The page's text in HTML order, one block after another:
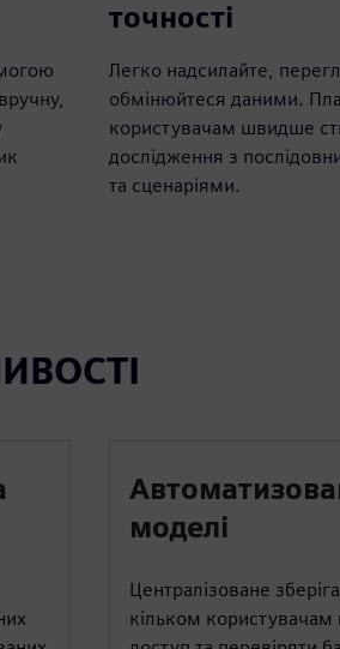
точності
Легко надсилайте,
обмінюйтеся даними.
користувачам швидше
дослідження з
та сценаріями.
моделі
Централізоване
кільком користувачам